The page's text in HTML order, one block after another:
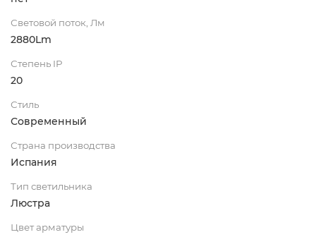
Световой поток, Лм
2880Lm
Степень IP
20
Стиль
Современный
Страна производства
Испания
Тип светильника
Люстра
Цвет арматуры